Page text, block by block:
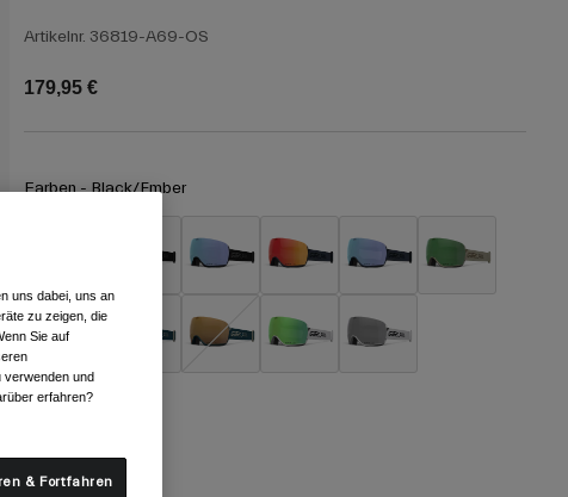
Artikelnr. 36819-A69-OS
179,95 €
Farben -Black/Ember
ausgewählt
uns dabei, uns an
zu zeigen, die
Sie auf
verwenden und
erfahren?
& Fortfahren